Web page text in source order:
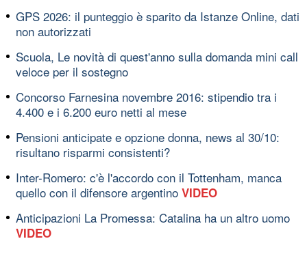
GPS 2026: il punteggio è sparito da Istanze Online, dati
non autorizzati
Scuola, Le novità di quest'anno sulla domanda mini call
veloce per il sostegno
Concorso Farnesina novembre 2016: stipendio tra i
4.400 e i 6.200 euro netti al mese
Pensioni anticipate e opzione donna, news al 30/10:
risultano risparmi consistenti?
Inter-Romero: c'è l'accordo con il Tottenham, manca
quello con il difensore argentino VIDEO
Anticipazioni La Promessa: Catalina ha un altro uomo
VIDEO